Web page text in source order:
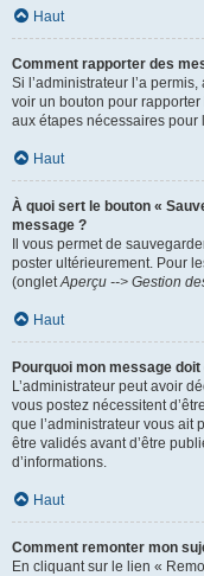
Haut
Comment rapporter des
Si l’administrateur l’a
voir un bouton pour
aux étapes nécessaires pour
Haut
À quoi sert le bouton «
message ?
Il vous permet de
poster ultérieurement. Pour
(ongletAperçu --> Gestion
Haut
Pourquoi mon message
L’administrateur peut avoir
vous postez nécessitent
que l’administrateur vous ait
être validés avant d’être
d’informations.
Haut
Comment remonter mon
En cliquant sur le lien «